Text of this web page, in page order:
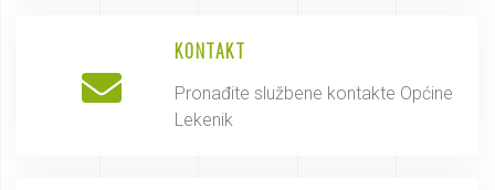
KONTAKT
Pronađite službene kontakte Općine
Lekenik